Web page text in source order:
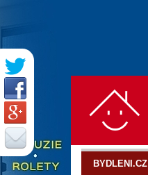
BYDLENI.CZ